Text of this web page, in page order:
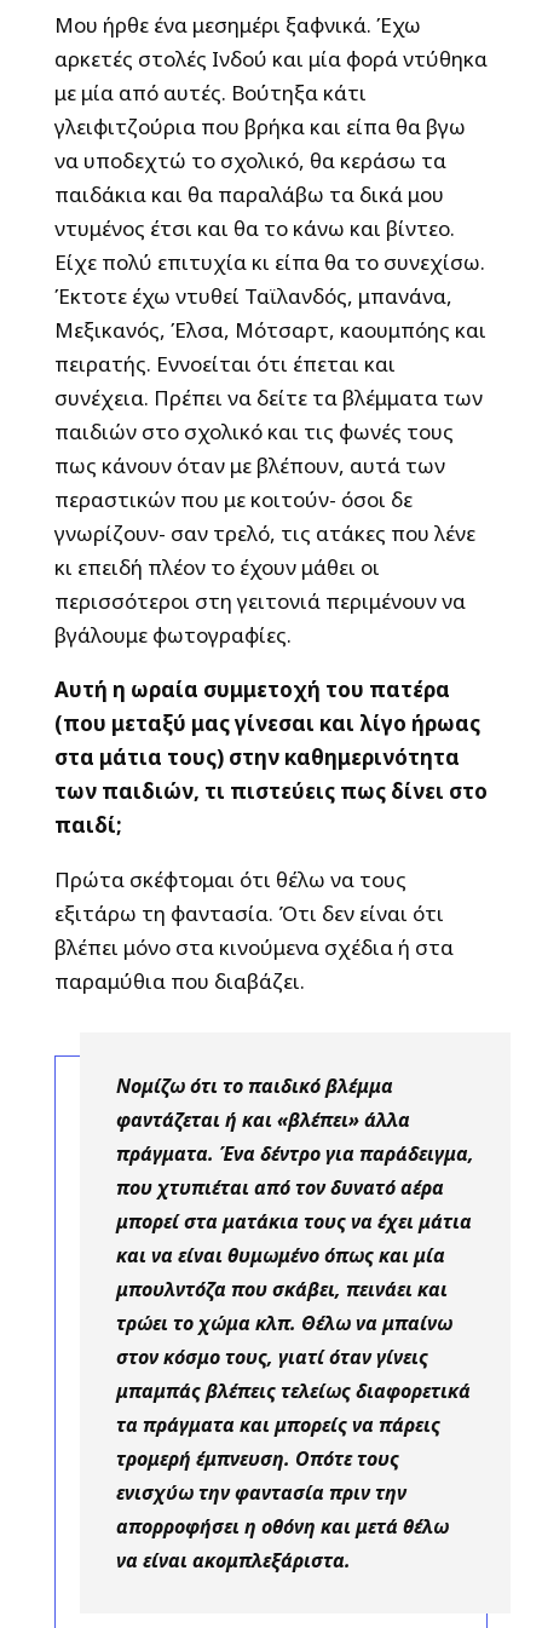
Μου ήρθε ένα μεσημέρι ξαφνικά. Έχω
αρκετές στολές Ινδού και μία φορά ντύθηκα
με μία από αυτές. Βούτηξα κάτι
γλειφιτζούρια που βρήκα και είπα θα βγω
να υποδεχτώ το σχολικό, θα κεράσω τα
παιδάκια και θα παραλάβω τα δικά μου
ντυμένος έτσι και θα το κάνω και βίντεο.
Είχε πολύ επιτυχία κι είπα θα το συνεχίσω.
Έκτοτε έχω ντυθεί Ταϊλανδός, μπανάνα,
Μεξικανός, Έλσα, Μότσαρτ, καουμπόης και
πειρατής. Εννοείται ότι έπεται και
συνέχεια. Πρέπει να δείτε τα βλέμματα των
παιδιών στο σχολικό και τις φωνές τους
πως κάνουν όταν με βλέπουν, αυτά των
περαστικών που με κοιτούν- όσοι δε
γνωρίζουν- σαν τρελό, τις ατάκες που λένε
κι επειδή πλέον το έχουν μάθει οι
περισσότεροι στη γειτονιά περιμένουν να
βγάλουμε φωτογραφίες.
Αυτή η ωραία συμμετοχή του πατέρα
(που μεταξύ μας γίνεσαι και λίγο ήρωας
στα μάτια τους) στην καθημερινότητα
των παιδιών, τι πιστεύεις πως δίνει στο
παιδί;
Πρώτα σκέφτομαι ότι θέλω να τους
εξιτάρω τη φαντασία. Ότι δεν είναι ότι
βλέπει μόνο στα κινούμενα σχέδια ή στα
παραμύθια που διαβάζει.
Νομίζω ότι το παιδικό βλέμμα
φαντάζεται ή και «βλέπει» άλλα
πράγματα. Ένα δέντρο για παράδειγμα,
που χτυπιέται από τον δυνατό αέρα
μπορεί στα ματάκια τους να έχει μάτια
και να είναι θυμωμένο όπως και μία
μπουλντόζα που σκάβει, πεινάει και
τρώει το χώμα κλπ. Θέλω να μπαίνω
στον κόσμο τους, γιατί όταν γίνεις
μπαμπάς βλέπεις τελείως διαφορετικά
τα πράγματα και μπορείς να πάρεις
τρομερή έμπνευση. Οπότε τους
ενισχύω την φαντασία πριν την
απορροφήσει η οθόνη και μετά θέλω
να είναι ακομπλεξάριστα.